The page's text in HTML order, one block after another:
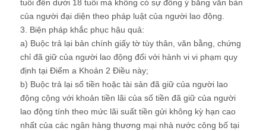
tuổi đến dưới 18 tuổi mà không có sự đồng ý bằng văn bản
của người đại diện theo pháp luật của người lao động.
3. Biện pháp khắc phục hậu quả:
a) Buộc trả lại bản chính giấy tờ tùy thân, văn bằng, chứng
chỉ đã giữ của người lao động đối với hành vi vi phạm quy
định tại Điểm a Khoản 2 Điều này;
b) Buộc trả lại số tiền hoặc tài sản đã giữ của người lao
động cộng với khoản tiền lãi của số tiền đã giữ của người
lao động tính theo mức lãi suất tiền gửi không kỳ hạn cao
nhất của các ngân hàng thương mại nhà nước công bố tại